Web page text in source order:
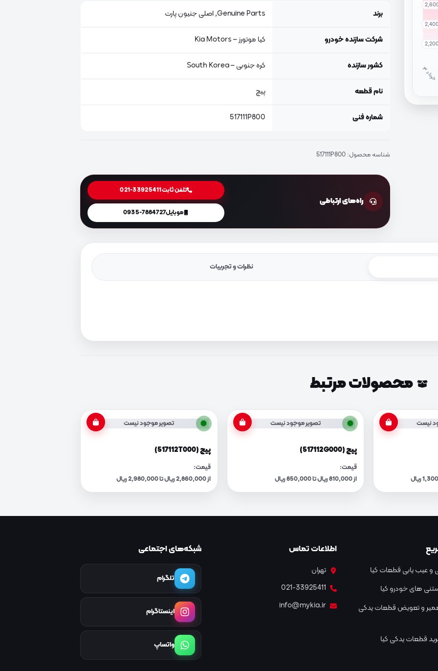
خ
ر
داد
۳
برند Genuine Parts, اصلی جنیون پارت
شرکت سازنده خودرو کیا موتورز – Kia Motors
کشور سازنده کره جنوبی – South Korea
نام قطعه پیچ
شماره فنی 517111P800
شناسه محصول:517111P800
راه‌های ارتباطی
تلفن ثابت021-33925411
موبایل0935-7884727
نظرات و تجربیات
محصولات مرتبط
نیست تصویر موجود نیست
پیچ (517112G000)
قیمت:
از 810,000 ریال تا 850,000 ریال
تصویر موجود نیست
پیچ (517112T000)
قیمت:
از 2,860,000 ریال تا 2,980,000 ریال
و عیب یابی قطعات کیا
های خودرو کیا
و تعویض قطعات یدکی
قطعات یدکی کیا
اطلاعات تماس
تهران
021-33925411
info@mykia.ir
شبکه‌های اجتماعی
تلگرام
اینستاگرام
واتساپ